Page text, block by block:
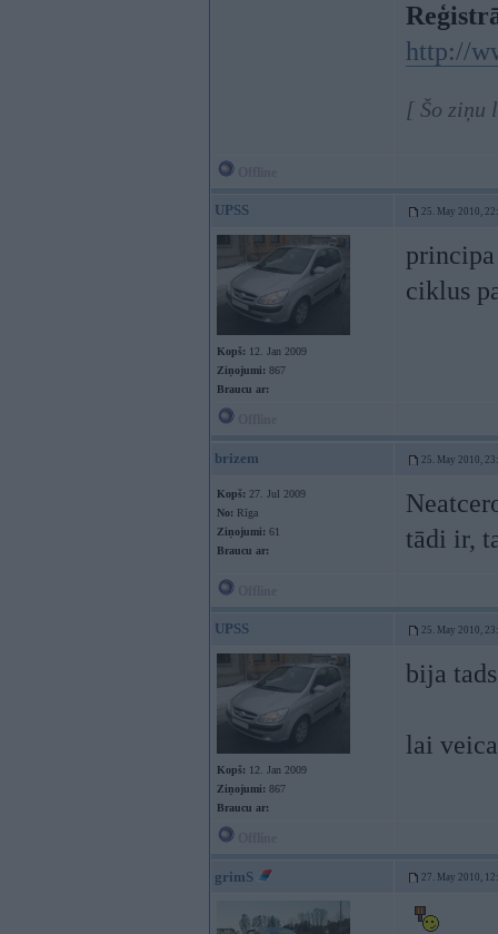
http://
[ Šo ziņu
UPSS 25. May 2010,
Kopš: 12. Jan 2009
Ziņojumi: 867
Braucu ar:
ciklus
brizem 25. May 2010,
Kopš: 27. Jul 2009
No: Rīga
Ziņojumi: 61
Braucu ar:
tādi ir,
UPSS 25. May 2010,
Kopš: 12. Jan 2009
Ziņojumi: 867
Braucu ar:
bija
lai
grimS 27. May 2010,